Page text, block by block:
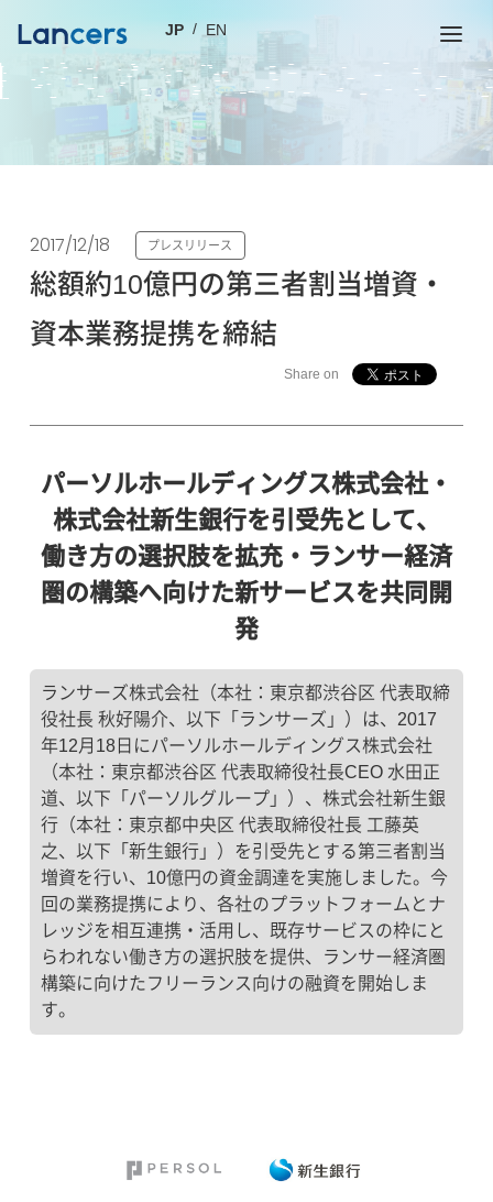
JP EN
2017/12/18 プレスリリース
総額約10億円の第三者割当増資・
資本業務提携を締結
Share on
パーソルホールディングス株式会社・
株式会社新生銀行を引受先として、
働き方の選択肢を拡充・ランサー経済
圏の構築へ向けた新サービスを共同開
発
ランサーズ株式会社（本社：東京都渋谷区 代表取締
役社長 秋好陽介、以下「ランサーズ」）は、2017
年12月18日にパーソルホールディングス株式会社
（本社：東京都渋谷区 代表取締役社長CEO 水田正
道、以下「パーソルグループ」）、株式会社新生銀
行（本社：東京都中央区 代表取締役社長 工藤英
之、以下「新生銀行」）を引受先とする第三者割当
増資を行い、10億円の資金調達を実施しました。今
回の業務提携により、各社のプラットフォームとナ
レッジを相互連携・活用し、既存サービスの枠にと
らわれない働き方の選択肢を提供、ランサー経済圏
構築に向けたフリーランス向けの融資を開始しま
す。